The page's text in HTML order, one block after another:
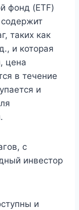
фонд (ETF)
таких как
и которая
цена
в течение
и
с
инвестор
и